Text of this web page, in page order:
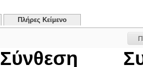
Πλήρες Κείμενο
Σύνθεση